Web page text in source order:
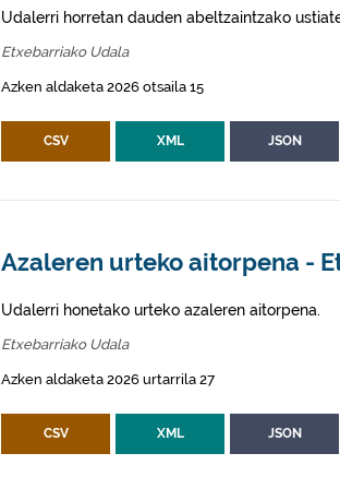
Udalerri horretan dauden abeltzaintzako
Etxebarriako Udala
Azken aldaketa 2026 otsaila 15
CSV XML JSON
Azaleren urteko aitorpena -
Udalerri honetako urteko azaleren aitorpena.
Etxebarriako Udala
Azken aldaketa 2026 urtarrila 27
CSV XML JSON